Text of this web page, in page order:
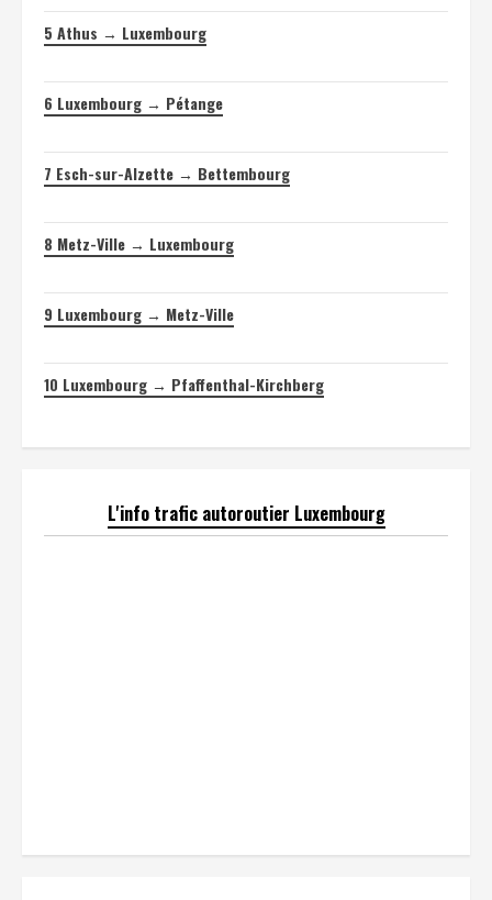
5 Athus → Luxembourg
6 Luxembourg → Pétange
7 Esch-sur-Alzette → Bettembourg
8 Metz-Ville → Luxembourg
9 Luxembourg → Metz-Ville
10 Luxembourg → Pfaffenthal-Kirchberg
L'info trafic autoroutier Luxembourg